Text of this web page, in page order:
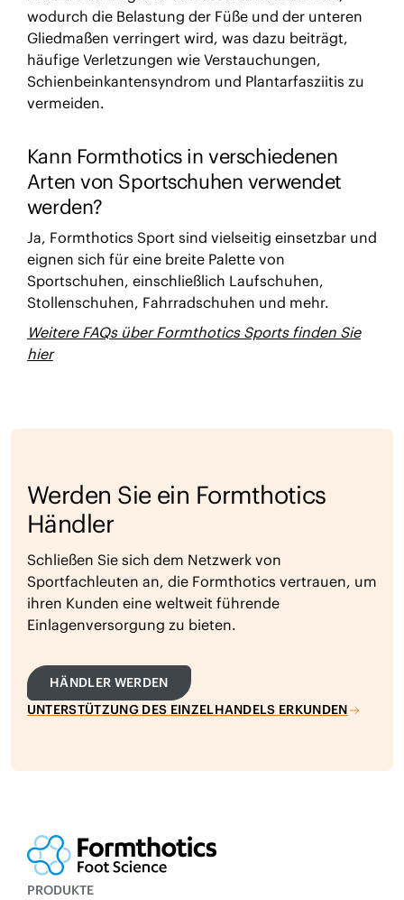
wodurch die Belastung der Füße und der unteren
Gliedmaßen verringert wird, was dazu beiträgt,
häufige Verletzungen wie Verstauchungen,
Schienbeinkantensyndrom und Plantarfasziitis zu
vermeiden.
Kann Formthotics in verschiedenen
Arten von Sportschuhen verwendet
werden?
Ja, Formthotics Sport sind vielseitig einsetzbar und
eignen sich für eine breite Palette von
Sportschuhen, einschließlich Laufschuhen,
Stollenschuhen, Fahrradschuhen und mehr.
Weitere FAQs über Formthotics Sports finden Sie
hier
Werden Sie ein Formthotics
Händler
Schließen Sie sich dem Netzwerk von
Sportfachleuten an, die Formthotics vertrauen, um
ihren Kunden eine weltweit führende
Einlagenversorgung zu bieten.
HÄNDLER WERDEN
UNTERSTÜTZUNG DES EINZELHANDELS ERKUNDEN
PRODUKTE